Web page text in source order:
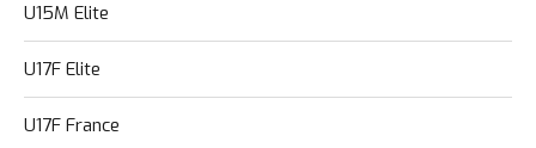
U15M Elite
U17F Elite
U17F France